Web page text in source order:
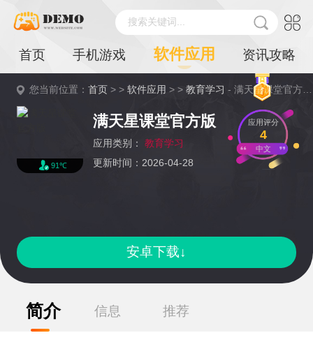
搜索关键词...
首页 手机游戏 软件应用 资讯攻略
您当前位置：首页 > >软件应用 > >教育学习 - 满天星课堂官方版详情
91℃
满天星课堂官方版
应用类别：
教育学习
更新时间：2026-04-28
应用评分
4
中文
安卓下载↓
简介 信息 推荐